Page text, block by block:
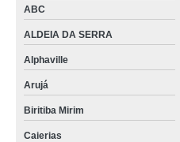
ABC
ALDEIA DA SERRA
Alphaville
Arujá
Biritiba Mirim
Caierias